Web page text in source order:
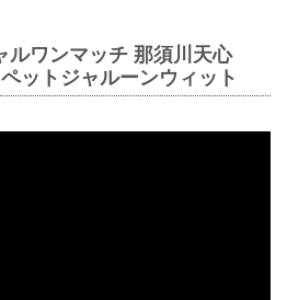
ルワンマッチ 那須川天心
ットジャルーンウィット